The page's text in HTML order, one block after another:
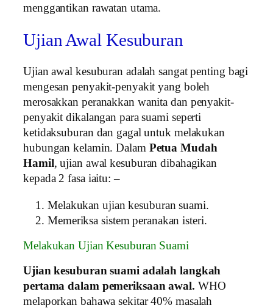
menggantikan rawatan utama.
Ujian Awal Kesuburan
Ujian awal kesuburan adalah sangat penting bagi
mengesan penyakit-penyakit yang boleh
merosakkan peranakkan wanita dan penyakit-
penyakit dikalangan para suami seperti
ketidaksuburan dan gagal untuk melakukan
hubungan kelamin. Dalam Petua Mudah
Hamil, ujian awal kesuburan dibahagikan
kepada 2 fasa iaitu: –
Melakukan ujian kesuburan suami.
Memeriksa sistem peranakan isteri.
Melakukan Ujian Kesuburan Suami
Ujian kesuburan suami adalah langkah
pertama dalam pemeriksaan awal. WHO
melaporkan bahawa sekitar 40% masalah